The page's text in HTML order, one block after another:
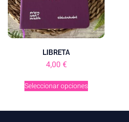
LIBRETA
4,00 €
Seleccionar opciones